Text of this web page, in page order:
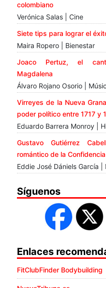
colombiano
Verónica Salas | Cine
Siete tips para lograr el
Maira Ropero | Bienestar
Joaco Pertuz, el
Magdalena
Álvaro Rojano Osorio |
Virreyes de la Nueva
poder político entre 1717 y
Eduardo Barrera Monroy |
Gustavo Gutiérrez
romántico de la Confidencia
Eddie José Dániels García
Síguenos
Enlaces
FitClubFinder Bodybuilding